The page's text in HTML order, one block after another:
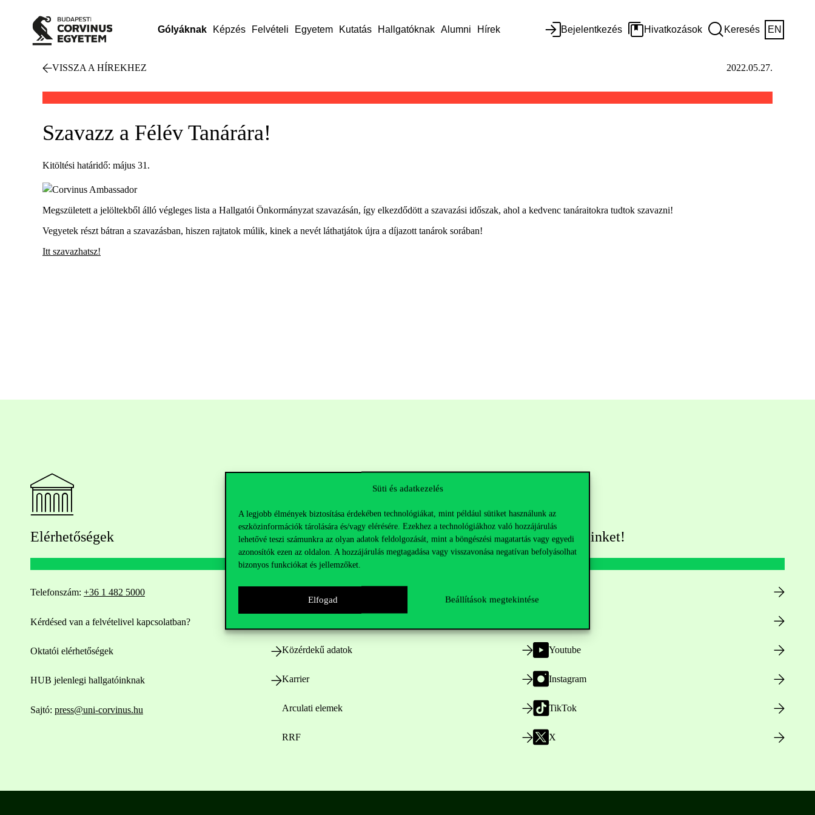
Süti és adatkezelés
A legjobb élmények biztosítása érdekében technológiákat, mint például sütiket használunk az
eszközinformációk tárolására és/vagy elérésére. Ezekhez a technológiákhoz való hozzájárulás
lehetővé teszi számunkra az olyan adatok feldolgozását, mint a böngészési magatartás vagy egyedi
azonosítók ezen az oldalon. A hozzájárulás megtagadása vagy visszavonása negatívan befolyásolhat
bizonyos funkciókat és jellemzőket.
Elfogad Beállítások megtekintése
Gólyáknak Képzés Felvételi Egyetem Kutatás Hallgatóknak Alumni Hírek Bejelentkezés Hivatkozások Keresés EN
VISSZA A HÍREKHEZ 2022.05.27.
Szavazz a Félév Tanárára!
Kitöltési határidő: május 31.
Megszületett a jelöltekből álló végleges lista a Hallgatói Önkormányzat szavazásán, így elkezdődött a szavazási időszak, ahol a kedvenc tanáraitokra tudtok szavazni!
Vegyetek részt bátran a szavazásban, hiszen rajtatok múlik, kinek a nevét láthatjátok újra a díjazott tanárok sorában!
Itt szavazhatsz!
Elérhetőségek
Telefonszám: +36 1 482 5000
Kérdésed van a felvételivel kapcsolatban?
Oktatói elérhetőségek
HUB jelenlegi hallgatóinknak
Sajtó: press@uni-corvinus.hu
Hasznos linkek
Közérdekű adatok
Karrier
Arculati elemek
RRF
Kövess minket!
Youtube
Instagram
TikTok
X